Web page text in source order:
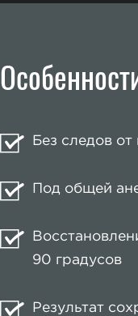
Без следов
Под общей
90 градусов
Результат